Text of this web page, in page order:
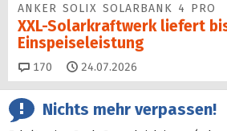
ANKER SOLIX SOLARBANK 4 PRO
XXL-Solarkraftwerk liefert
Einspeise­leistung
170 Kommentare
24.07.2026
Nichts mehr verpassen!